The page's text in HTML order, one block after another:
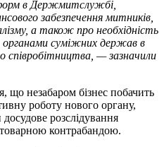
в Держмитслужбі,
забезпечення митників,
а також про необхідність
органами суміжних держав в
— зазначили
що незабаром бізнес побачить
роботу нового органу,
розслідування
контрабандою.